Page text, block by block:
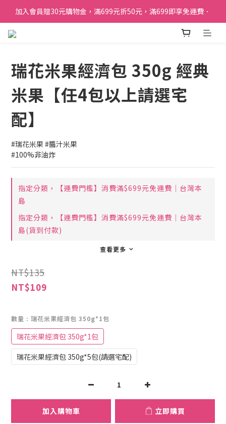
加入會員贈30元購物金，滿699元折50元，滿699即享免運費．
訂單購買貝比瑪瑪任兩盒贈品牌帆布袋乙個
加入會員贈30元購物金，滿699元折50元，滿699即享免運費．
瑞花米果經濟包 350g 經典
米果【任4包以上請選宅
配】
#瑞花米果 #醬汁米果
#100%非油炸
指定分類，【運費門檻】消費滿$699元免運費｜台灣本
島
指定分類，【運費門檻】消費滿$699元免運費｜台灣本
島(貨到付款)
查看更多
NT$135
NT$109
數量 : 瑞花米果經濟包 350g*1包
瑞花米果經濟包 350g*1包
瑞花米果經濟包 350g*5包(請選宅配)
加入購物車 立即購買